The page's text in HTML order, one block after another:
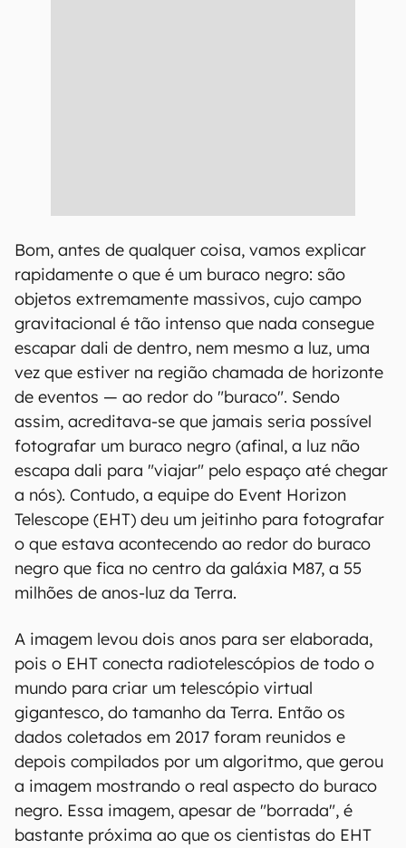
Bom, antes de qualquer coisa, vamos explicar
rapidamente o que é um buraco negro: são
objetos extremamente massivos, cujo campo
gravitacional é tão intenso que nada consegue
escapar dali de dentro, nem mesmo a luz, uma
vez que estiver na região chamada de horizonte
de eventos — ao redor do "buraco". Sendo
assim, acreditava-se que jamais seria possível
fotografar um buraco negro (afinal, a luz não
escapa dali para "viajar" pelo espaço até chegar
a nós). Contudo, a equipe do Event Horizon
Telescope (EHT) deu um jeitinho para fotografar
o que estava acontecendo ao redor do buraco
negro que fica no centro da galáxia M87, a 55
milhões de anos-luz da Terra.
A imagem levou dois anos para ser elaborada,
pois o EHT conecta radiotelescópios de todo o
mundo para criar um telescópio virtual
gigantesco, do tamanho da Terra. Então os
dados coletados em 2017 foram reunidos e
depois compilados por um algoritmo, que gerou
a imagem mostrando o real aspecto do buraco
negro. Essa imagem, apesar de "borrada", é
bastante próxima ao que os cientistas do EHT